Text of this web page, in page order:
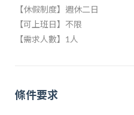
【休假制度】週休二日
【可上班日】不限
【需求人數】1人
條件要求